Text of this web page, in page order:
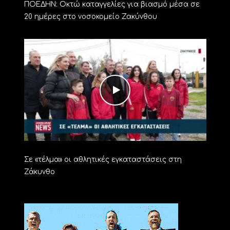
ΠΟΕΔΗΝ: Οκτώ καταγγελίες για βιασμό μέσα σε
20 ημέρες στο νοσοκομείο Ζακύνθου
Σε «τέλμα» οι αθλητικές εγκαταστάσεις στη
Ζάκυνθο